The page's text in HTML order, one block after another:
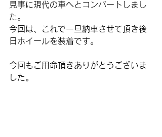
見事に現代の車へとコンバートしまし
た。
今回は、これで一旦納車させて頂き後
日ホイールを装着です。
今回もご用命頂きありがとうございま
した。